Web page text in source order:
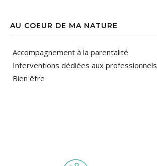
AU COEUR DE MA NATURE
Accompagnement à la parentalité
Interventions dédiées aux professionnels
Bien être